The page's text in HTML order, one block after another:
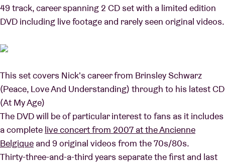
Location de salles
Chèque-concert
À propos de l'AB
Contact
49 track, career spanning 2 CD set with a limited edition
DVD including live footage and rarely seen original videos.
This set covers Nick's career from Brinsley Schwarz
(Peace, Love And Understanding) through to his latest CD
(At My Age)
The DVD will be of particular interest to fans as it includes
a complete live concert from 2007 at the Ancienne
Belgique and 9 original videos from the 70s/80s.
Thirty-three-and-a-third years separate the first and last